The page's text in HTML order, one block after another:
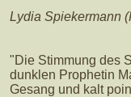
Lydia Spiekermann
"Die Stimmung des
dunklen Prophetin
Gesang und kalt